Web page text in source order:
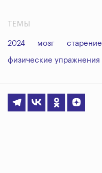
ТЕМЫ
2024 мозг старение
физические упражнения